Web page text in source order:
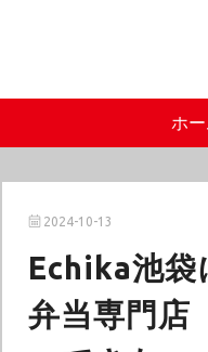
ホー
2024-10-13
Echika池袋
弁当専門店